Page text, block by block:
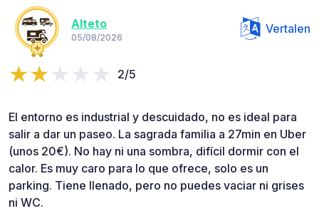
Alteto
05/08/2026
Vertalen
2/5
El entorno es industrial y descuidado, no es ideal para
salir a dar un paseo. La sagrada familia a 27min en Uber
(unos 20€). No hay ni una sombra, difícil dormir con el
calor. Es muy caro para lo que ofrece, solo es un
parking. Tiene llenado, pero no puedes vaciar ni grises
ni WC.